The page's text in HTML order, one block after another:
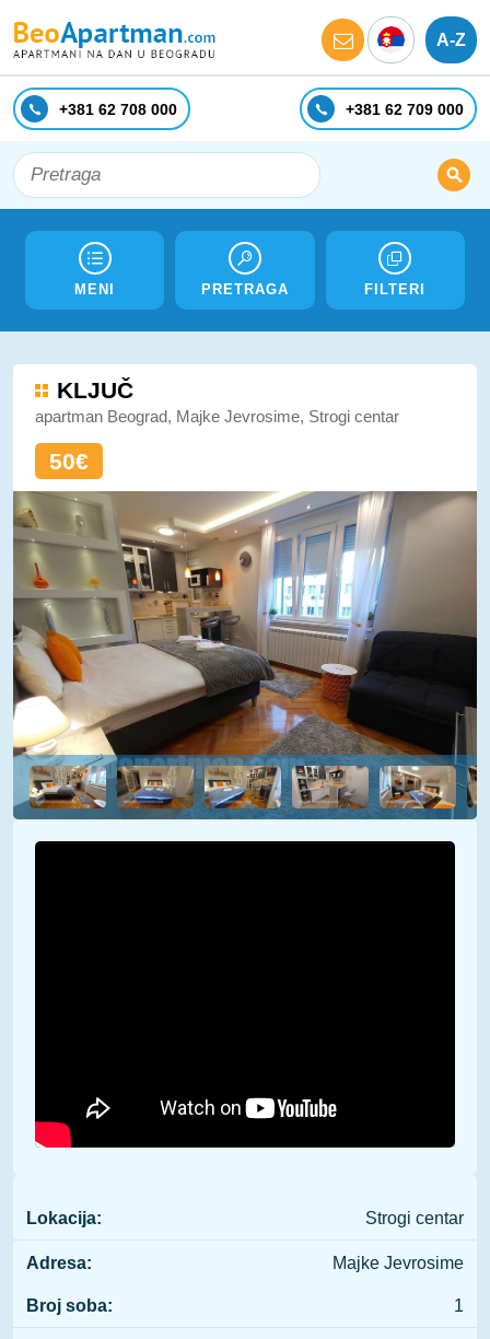
A-Z
+381 62 708 000 +381 62 709 000
MENI PRETRAGA FILTERI
KLJUČ
apartman Beograd, Majke Jevrosime, Strogi centar
50€
Lokacija: Strogi centar
Adresa: Majke Jevrosime
Broj soba: 1